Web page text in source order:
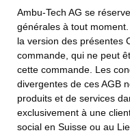
Ambu-Tech AG se
générales à tout
la version des présentes
commande, qui ne peut
cette commande. Les
divergentes de ces AGB
produits et de services
exclusivement à une
social en Suisse ou au